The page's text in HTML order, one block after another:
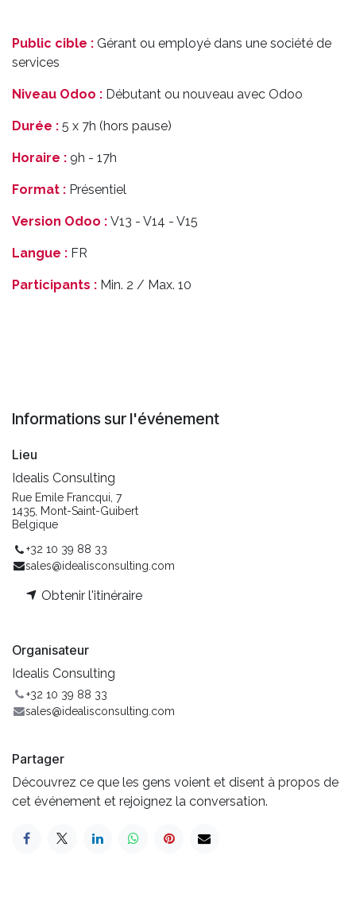
Public cible : Gérant ou employé dans une société de
services
Niveau Odoo : Débutant ou nouveau avec Odoo
Durée : 5 x 7h (hors pause)
Horaire : 9h - 17h
Format : Présentiel
Version Odoo : V13 - V14 - V15
Langue : FR
Participants : Min. 2 / Max. 10
Informations sur l'événement
Lieu
Idealis Consulting
Rue Emile Francqui, 7
1435, Mont-Saint-Guibert
Belgique
+32 10 39 88 33
sales@idealisconsulting.com
Obtenir l'itinéraire
Organisateur
Idealis Consulting
+32 10 39 88 33
sales@idealisconsulting.com
Partager
Découvrez ce que les gens voient et disent à propos de
cet événement et rejoignez la conversation.